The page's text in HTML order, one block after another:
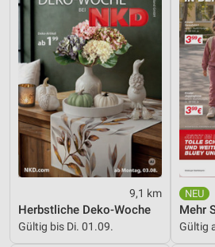
9,1 km
Herbstliche Deko-Woche
Gültig bis Di. 01.09.
Mehr
Gültig
Entwicklung und Verbesserung der
Verwendung reduzierter Daten zur
Inhalten
IAB-Besonderheiten:
Verwendung genauer Standortdaten
Geräte anhand von aktiv
Informationen identifizieren
Nicht-IAB-Verarbeitungszwecke:
Notwendig